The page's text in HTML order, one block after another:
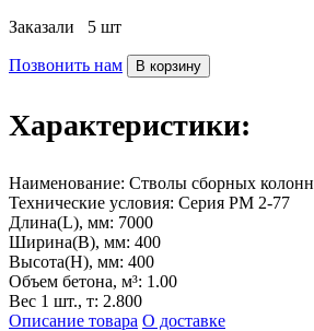
Заказали 5 шт
Позвонить нам В корзину
Характеристики:
Наименование: Стволы сборных колонн
Технические условия: Серия РМ 2-77
Длина(L), мм: 7000
Ширина(B), мм: 400
Высота(H), мм: 400
Объем бетона, м³: 1.00
Вес 1 шт., т: 2.800
Описание товара О доставке